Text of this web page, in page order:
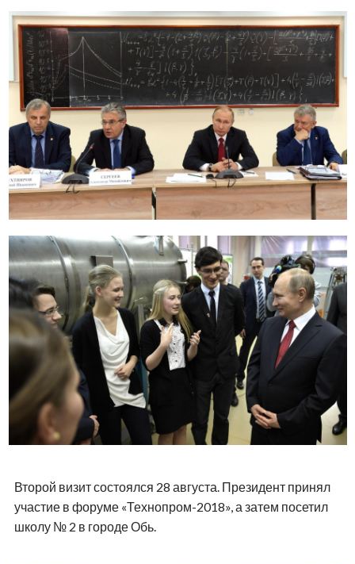
Второй визит состоялся 28 августа. Президент принял
участие в форуме «Технопром-2018», а затем посетил
школу № 2 в городе Обь.